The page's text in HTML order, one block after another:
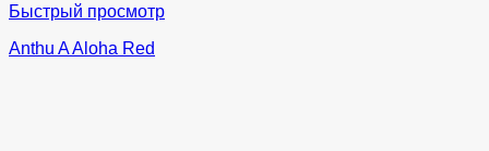
Быстрый просмотр
Anthu A Aloha Red